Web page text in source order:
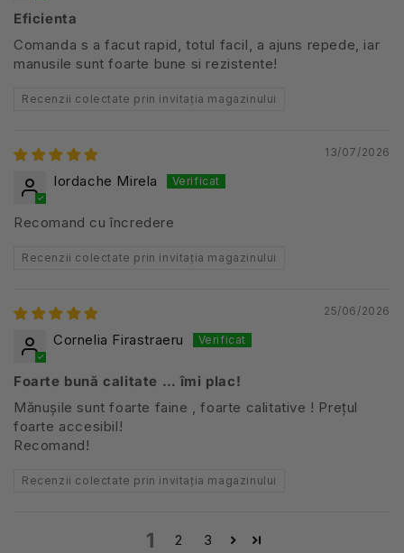
Eficienta
Comanda s a facut rapid, totul facil, a ajuns repede, iar
manusile sunt foarte bune si rezistente!
Recenzii colectate prin invitația magazinului
13/07/2026
Iordache Mirela
Recomand cu încredere
Recenzii colectate prin invitația magazinului
25/06/2026
Cornelia Firastraeru
Foarte bună calitate … îmi plac!
Mănușile sunt foarte faine , foarte calitative ! Prețul
foarte accesibil!
Recomand!
Recenzii colectate prin invitația magazinului
1 2 3